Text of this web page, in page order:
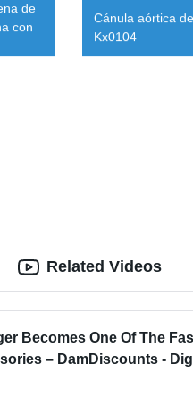
de
con
Cánula aórtica
Kx0104
Becomes One Of The
– DamDiscounts -
Related Videos